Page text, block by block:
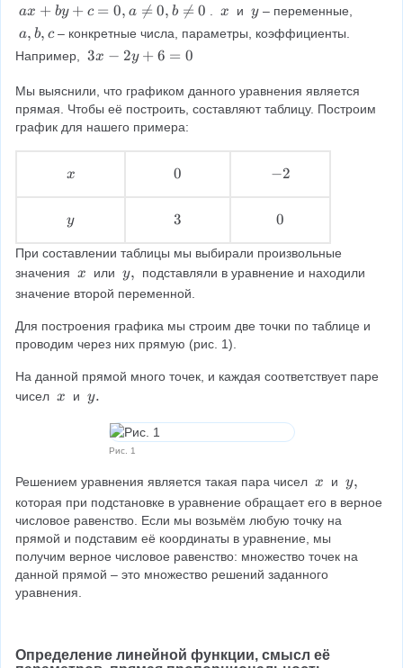
a
x
+
b
y
+
c
=
e
q
0
,
\
n
e
0
ax + by + c = 0, a 
= 0, b 
= 0
x
\
x и y
\
y – переменные,
a
,
,
c
a, b, c – конкретные числа, параметры, коэффициенты.
Например,
3
-
2
y
3x − 2y + 6 = 0
Мы выяснили, что графиком данного уравнения является
прямая. Чтобы её построить, составляют таблицу. Построим
график для нашего примера:
x
x
0
\
0
-
−2
y
\
y
3
\
3
0
\
0
При составлении таблицы мы выбирали произвольные
значения x
\
x или y
,
y,
подставляли в уравнение и находили
значение второй переменной.
Для построения графика мы строим две точки по таблице и
проводим через них прямую (рис. 1).
На данной прямой много точек, и каждая соответствует паре
чисел x
x и y
y.
Рис. 1
Решением уравнения является такая пара чисел x
\
\
x и y
,
y,
которая при подстановке в уравнение обращает его в верное
числовое равенство. Если мы возьмём любую точку на
прямой и подставим её координаты в уравнение, мы
получим верное числовое равенство: множество точек на
данной прямой – это множество решений заданного
уравнения.
Определение линейной функции, смысл её